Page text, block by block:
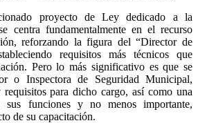
proyecto de Ley dedicado a la
centra fundamentalmente en el recurso
reforzando la figura del “Director de
requisitos más técnicos que
Pero lo más significativo es que se
o Inspectora de Seguridad Municipal,
para dicho cargo, así como una
sus funciones y no menos importante,
de su capacitación.